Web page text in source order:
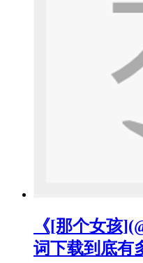
《[那个女孩
词下载到底有